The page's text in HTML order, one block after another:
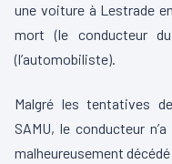
une voiture à Lestrade
mort (le conducteur
(l’automobiliste).
Malgré les tentatives
SAMU, le conducteur
malheureusement